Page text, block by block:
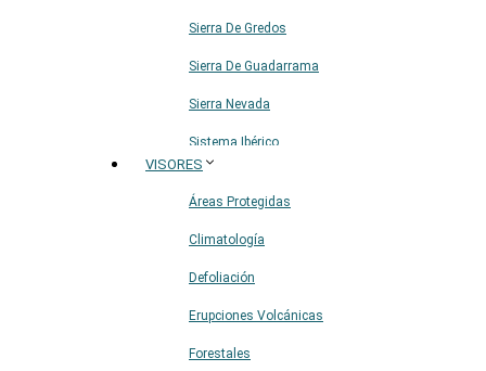
Sierra De Gredos
Sierra De Guadarrama
Sierra Nevada
Sistema Ibérico
VISORES
Áreas Protegidas
Climatología
Defoliación
Erupciones Volcánicas
Forestales